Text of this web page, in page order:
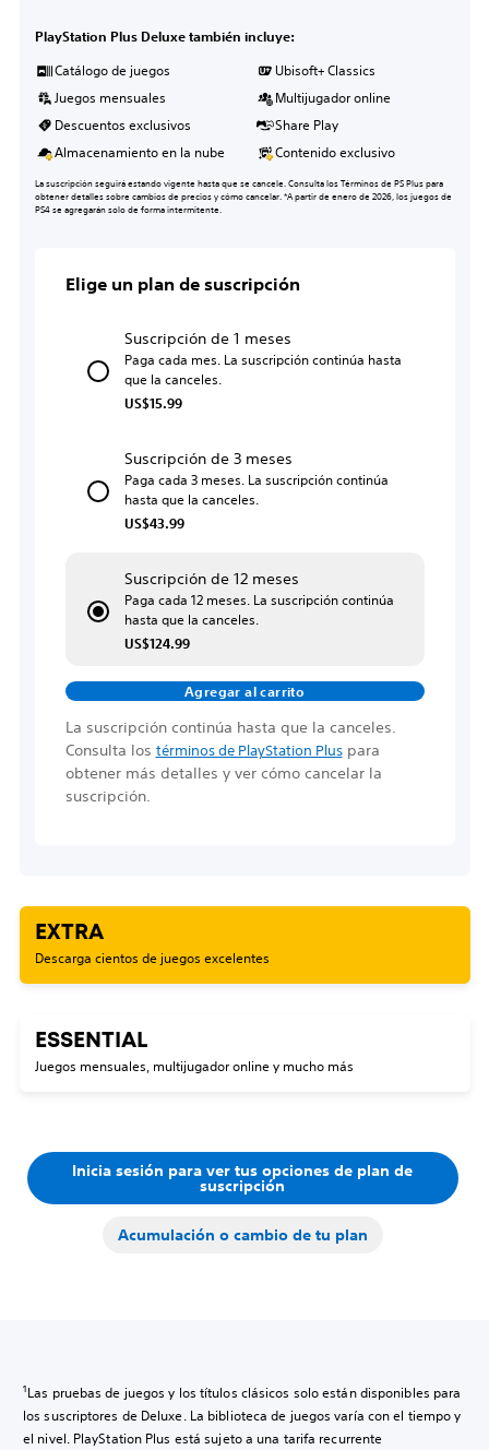
PlayStation Plus Deluxe también incluye:
Catálogo de juegos
Ubisoft+ Classics
Juegos mensuales
Multijugador online
Descuentos exclusivos
Share Play
Almacenamiento en la nube
Contenido exclusivo
La suscripción seguirá estando vigente hasta que se cancele. Consulta los Términos de PS Plus para
obtener detalles sobre cambios de precios y cómo cancelar. *A partir de enero de 2026, los juegos de
PS4 se agregarán solo de forma intermitente.
Elige un plan de suscripción
Suscripción de 1 meses
Paga cada mes. La suscripción continúa hasta
que la canceles.
US$15.99
Suscripción de 3 meses
Paga cada 3 meses. La suscripción continúa
hasta que la canceles.
US$43.99
Suscripción de 12 meses
Paga cada 12 meses. La suscripción continúa
hasta que la canceles.
US$124.99
Agregar al carrito
La suscripción continúa hasta que la canceles.
Consulta los términos de PlayStation Pluspara
obtener más detalles y ver cómo cancelar la
suscripción.
EXTRA
Descarga cientos de juegos excelentes
ESSENTIAL
Juegos mensuales, multijugador online y mucho más
Inicia sesión para ver tus opciones de plan de
suscripción
Acumulación o cambio de tu plan
1Las pruebas de juegos y los títulos clásicos solo están disponibles para
los suscriptores de Deluxe. La biblioteca de juegos varía con el tiempo y
el nivel. PlayStation Plus está sujeto a una tarifa recurrente